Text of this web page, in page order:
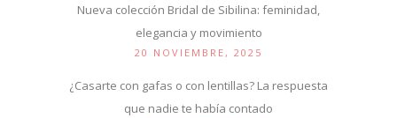
Nueva colección Bridal de Sibilina: feminidad,
elegancia y movimiento
20 NOVIEMBRE, 2025
¿Casarte con gafas o con lentillas? La respuesta
que nadie te había contado